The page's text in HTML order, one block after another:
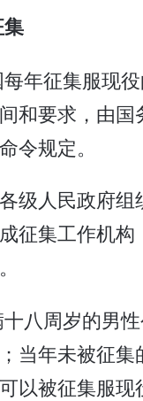
年征集服现
和要求，由国
令规定。
级人民政府组
征集工作机构
八周岁的男
当年未被征集
以被征集服现